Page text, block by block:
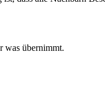
was übernimmt.